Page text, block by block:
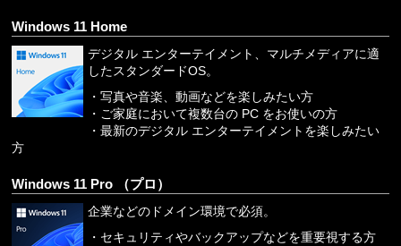
Windows 11 Home
デジタル エンターテイメント、マルチメディアに適
したスタンダードOS。
・写真や音楽、動画などを楽しみたい方
・ご家庭において複数台の PC をお使いの方
・最新のデジタル エンターテイメントを楽しみたい
方
Windows 11 Pro （プロ）
企業などのドメイン環境で必須。
・セキュリティやバックアップなどを重要視する方